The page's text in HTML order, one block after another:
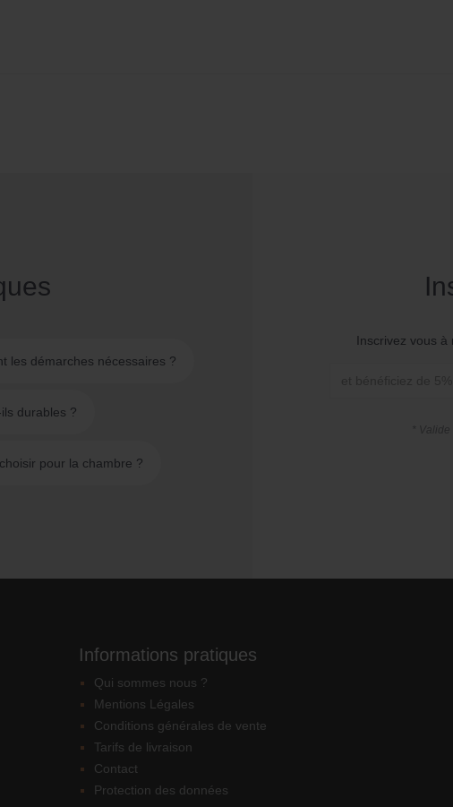
les démarches nécessaires ?
durables ?
pour la chambre ?
Inscrivez vous à
Informations pratiques
Qui sommes nous ?
Mentions Légales
Conditions générales de vente
Tarifs de livraison
Contact
Protection des données